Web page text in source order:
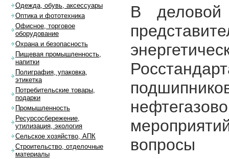
В деловой
Одежда, обувь, аксессуары
Оптика и фототехника
Офисное, торговое
оборудование
Охрана и безопасность
Пищевая промышленность,
напитки
Полиграфия, упаковка,
этикетка
Потребительские товары,
подарки
Промышленность
Ресурсосбережение,
утилизация, экология
Сельское хозяйство, АПК
Строительство, отделочные
материалы